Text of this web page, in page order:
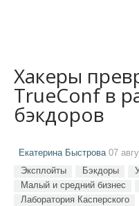
Хакеры
TrueConf в
бэкдоров
Екатерина Быстрова07
Эксплойты Бэкдоры
Малый и средний бизнес
Лаборатория Касперского